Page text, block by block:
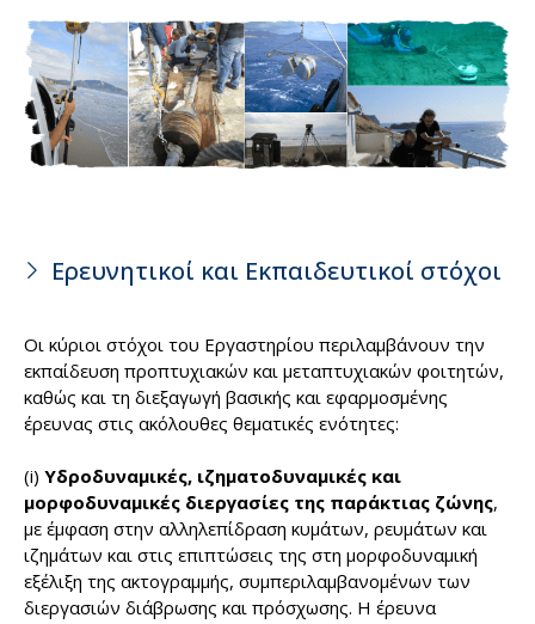
Ερευνητικοί και Εκπαιδευτικοί στόχοι
Οι κύριοι στόχοι του Εργαστηρίου περιλαμβάνουν την
εκπαίδευση προπτυχιακών και μεταπτυχιακών φοιτητών,
καθώς και τη διεξαγωγή βασικής και εφαρμοσμένης
έρευνας στις ακόλουθες θεματικές ενότητες:
(i) Υδροδυναμικές, ιζηματοδυναμικές και
μορφοδυναμικές διεργασίες της παράκτιας ζώνης,
με έμφαση στην αλληλεπίδραση κυμάτων, ρευμάτων και
ιζημάτων και στις επιπτώσεις της στη μορφοδυναμική
εξέλιξη της ακτογραμμής, συμπεριλαμβανομένων των
διεργασιών διάβρωσης και πρόσχωσης. Η έρευνα